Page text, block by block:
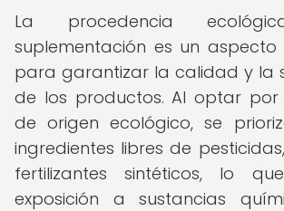
La procedencia
suplementación es un
para garantizar la calidad y la
de los productos. Al optar por
de origen ecológico, se
ingredientes libres de
fertilizantes sintéticos, lo
exposición a sustancias